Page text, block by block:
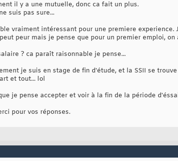
il y a une mutuelle, donc ca fait un plus.
suis pas sure...
vraiment intéressant pour une premiere
peur mais je pense que pour un premier emploi,
? ca paraît raisonnable je pense...
je suis en stage de fin d'étude, et la SSII se
et tout... lol
je pense accepter et voir à la fin de la période
pour vos réponses.